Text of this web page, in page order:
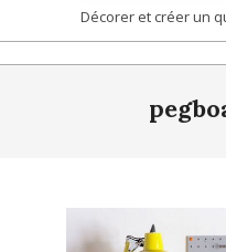
COCON
|
LIVING
Décorer et créer un